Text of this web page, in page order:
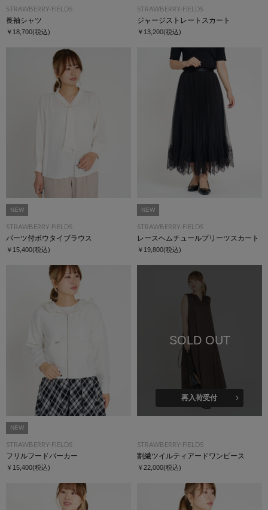
STRAWBERRY-FIELDS
長袖シャツ
￥18,700(税込)
STRAWBERRY-FIELDS
ジャージストレートスカート
￥13,200(税込)
NEW
STRAWBERRY-FIELDS
パーツ付ボウタイブラウス
￥15,400(税込)
NEW
STRAWBERRY-FIELDS
レースヘムチュールプリーツスカート
￥19,800(税込)
NEW
STRAWBERRY-FIELDS
フリルフードパーカー
￥15,400(税込)
SOLD OUT
再入荷受付
STRAWBERRY-FIELDS
割繊ツイルティアードワンピース
￥22,000(税込)